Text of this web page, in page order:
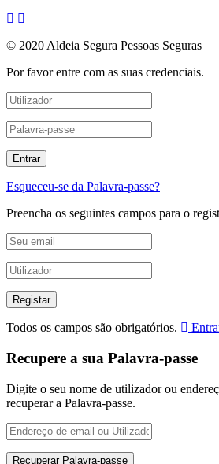
© 2020 Aldeia Segura Pessoas Seguras
Por favor entre com as suas credenciais.
Esqueceu-se da Palavra-passe?
Preencha os seguintes campos para o
Todos os campos são obrigatórios.
Recupere a sua Palavra-passe
Digite o seu nome de utilizador ou
recuperar a Palavra-passe.